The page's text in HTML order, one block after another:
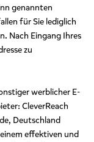
genannten
für Sie lediglich
Nach Eingang Ihres
zu
werblicher E-
CleverReach
Deutschland
effektiven und